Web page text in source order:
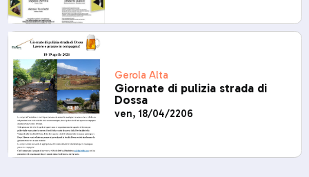
Gerola Alta
Giornate di pulizia strada di
Dossa
ven, 18/04/2206